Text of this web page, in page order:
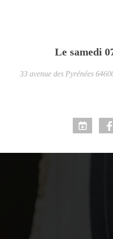
Le samedi
33 avenue des Pyrénées